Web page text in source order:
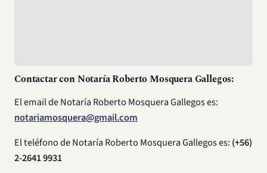
Contactar con Notaría Roberto Mosquera Gallegos:
El email de Notaría Roberto Mosquera Gallegos es:
notariamosquera@gmail.com
El teléfono de Notaría Roberto Mosquera Gallegos es: (+56)
2-2641 9931